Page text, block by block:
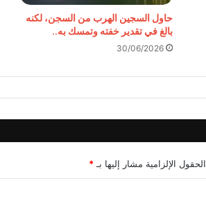
حاول السجين الهرب من السجن، لكنه
بالغ في تقدير خفته وتمسك به..
30/06/2026
الحقول الإلزامية مشار إليها بـ*